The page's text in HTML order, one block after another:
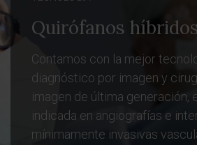
Quirófanos
Contamos con la mejor
diagnóstico por imagen y
imagen de última generación,
indicada en angiografías e
mínimamente invasivas